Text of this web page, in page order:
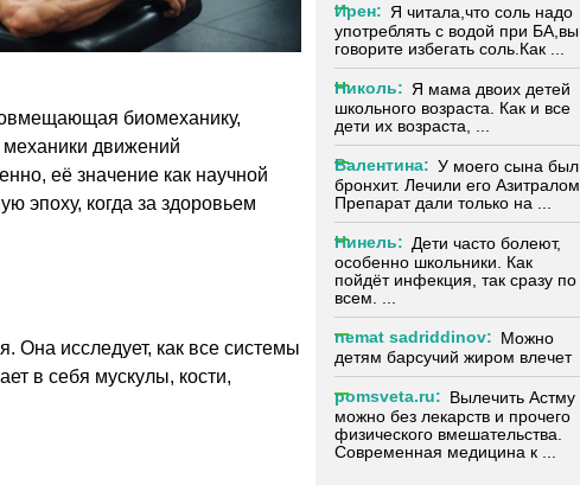
биомеханику,
движений
её значение как научной
эпоху, когда за здоровьем
Она исследует, как все системы
в себя мускулы, кости,
Ирен: Я читала,что соль надо
употреблять с водой при БА,вы
говорите избегать соль.Как ...
Николь: Я мама двоих детей
школьного возраста. Как и все
дети их возраста, ...
Валентина: У моего сына был
бронхит. Лечили его Азитралом.
Препарат дали только на ...
Нинель: Дети часто болеют,
особенно школьники. Как
пойдёт инфекция, так сразу по
всем. ...
nemat sadriddinov: Можно
детям барсучий жиром влечет
pomsveta.ru: Вылечить Астму
можно без лекарств и прочего
физического вмешательства.
Современная медицина к ...